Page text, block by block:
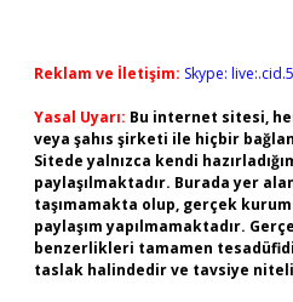
Reklam ve İletişim: Skype:
Yasal Uyarı: Bu internet sitesi,
veya şahıs şirketi ile hiçbir
Sitede yalnızca kendi
paylaşılmaktadır. Burada yer
taşımamakta olup, gerçek
paylaşım yapılmamaktadır.
benzerlikleri tamamen
taslak halindedir ve tavsiye